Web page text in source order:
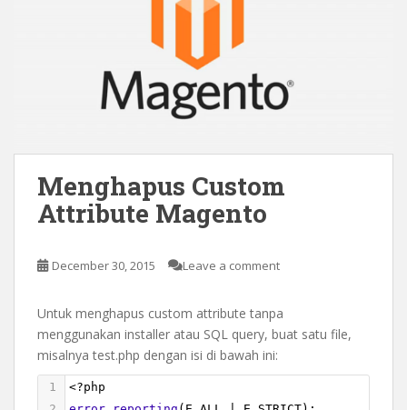
Menghapus Custom
Attribute Magento
December 30, 2015 Leave a comment
Untuk menghapus custom attribute tanpa
menggunakan installer atau SQL query, buat satu file,
misalnya test.php dengan isi di bawah ini:
1 <?php